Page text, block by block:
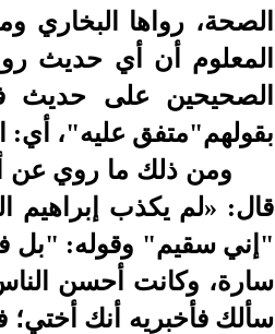
الصحة، رواها
المعلوم أن أي حديث
الصحيحين على حديث
بقولهم"متفق عليه"، أي:
ومن ذلك ما روي عن
قال: «لم يكذب إبراهيم
"إني سقيم" وقوله: "بل
سارة، وكانت أحسن
سألك فأخبريه أنك